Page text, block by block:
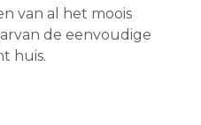
van al het moois
de eenvoudige
huis.